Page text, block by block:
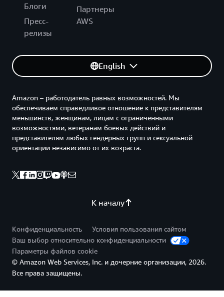
Блоги
Пресс-
релизы
Партнеры
AWS
English
К началу
Amazon – работодатель равных возможностей. Мы
обеспечиваем справедливое отношение к представителям
меньшинств, женщинам, лицам с ограниченными
возможностями, ветеранам боевых действий и
представителям любых гендерных групп и сексуальной
ориентации независимо от их возраста.
Конфиденциальность
Условия пользования сайтом
Ваш выбор относительно конфиденциальности
Параметры файлов cookie
© Amazon Web Services, Inc. и дочерние организации, 2026.
Все права защищены.